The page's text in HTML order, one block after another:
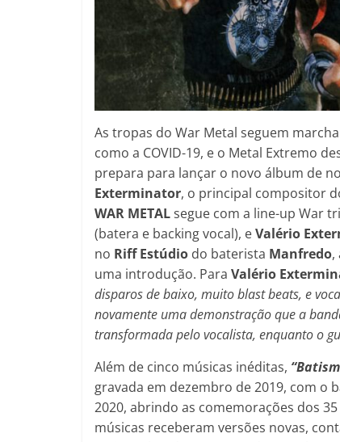
As tropas do War Metal seguem
como a COVID-19, e o Metal Extremo
prepara para lançar o novo álbum de
Exterminator, o principal compositor
WAR METALsegue com a line-up War
(batera e backing vocal), eValério
no Riff Estúdio do baterista Manfredo,
uma introdução. Para Valério
disparos de baixo, muito blast beats, e
novamente uma demonstração que a
transformada pelo vocalista, enquanto o
Além de cinco músicas inéditas,
gravada em dezembro de 2019, com o
2020, abrindo as comemorações dos
músicas receberam versões novas,